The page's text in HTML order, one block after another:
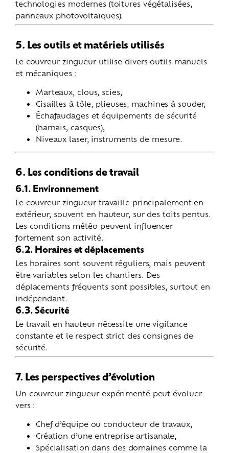
technologies modernes (toitures végétalisées,
panneaux photovoltaïques).
5. Les outils et matériels utilisés
Le couvreur zingueur utilise divers outils manuels
et mécaniques :
Marteaux, clous, scies,
Cisailles à tôle, plieuses, machines à souder,
Échafaudages et équipements de sécurité
(harnais, casques),
Niveaux laser, instruments de mesure.
6. Les conditions de travail
6.1. Environnement
Le couvreur zingueur travaille principalement en
extérieur, souvent en hauteur, sur des toits pentus.
Les conditions météo peuvent influencer
fortement son activité.
6.2. Horaires et déplacements
Les horaires sont souvent réguliers, mais peuvent
être variables selon les chantiers. Des
déplacements fréquents sont possibles, surtout en
indépendant.
6.3. Sécurité
Le travail en hauteur nécessite une vigilance
constante et le respect strict des consignes de
sécurité.
7. Les perspectives d’évolution
Un couvreur zingueur expérimenté peut évoluer
vers :
Chef d’équipe ou conducteur de travaux,
Création d’une entreprise artisanale,
Spécialisation dans des domaines comme la